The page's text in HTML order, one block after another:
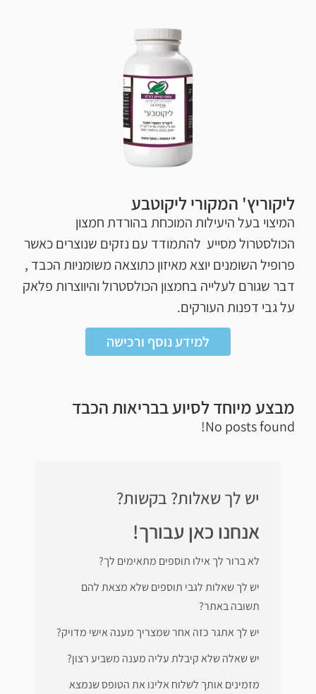
ליקוריץ' המקורי ליקוטבע
המיצוי בעל היעילות המוכחת בהורדת חמצון
הכולסטרול מסייע להתמודד עם נזקים שנוצרים כאשר
פרופיל השומנים יוצא מאיזון כתוצאה משומניות הכבד ,
דבר שגורם לעלייה בחמצון הכולסטרול והיווצרות פלאק
על גבי דפנות העורקים.
למידע נוסף ורכישה
מבצע מיוחד לסיוע בבריאות הכבד
No posts found!
יש לך שאלות? בקשות?
אנחנו כאן עבורך!
לא ברור לך אילו תוספים מתאימים לך?
יש לך שאלות לגבי תוספים שלא מצאת להם
תשובה באתר?
יש לך אתגר כזה אחר שמצריך מענה אישי מדויק?
יש שאלה שלא קיבלת עליה מענה משביע רצון?
מזמינים אותך לשלוח אלינו את הטופס שנמצא